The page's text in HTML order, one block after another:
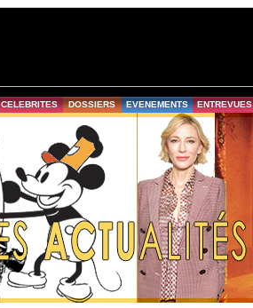
CELEBRITES DOSSIERS EVENEMENTS ENTREVUES